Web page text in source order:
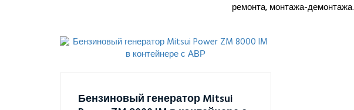
ремонта, монтажа-демонтажа.
Бензиновый генератор Mitsui